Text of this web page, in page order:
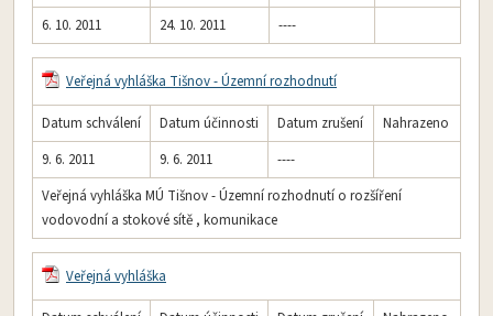
6. 10. 2011
24. 10. 2011 ----
Veřejná vyhláška Tišnov - Územní rozhodnutí
Datum schválení Datum účinnosti Datum zrušení
Nahrazeno
9. 6. 2011
9. 6. 2011
----
Veřejná vyhláška MÚ Tišnov - Územní rozhodnutí o rozšíření
vodovodní a stokové sítě , komunikace
Veřejná vyhláška